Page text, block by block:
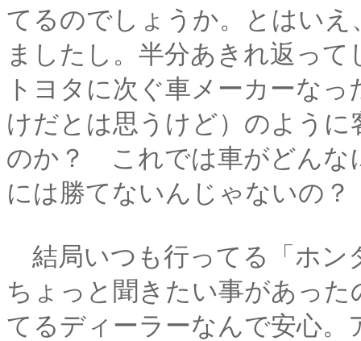
てるのでしょうか。とはい
ましたし。半分あきれ返っ
トヨタに次ぐ車メーカーな
けだとは思うけど）のよう
のか？ これでは車がどんな
には勝てないんじゃないの？
結局いつも行ってる「ホン
ちょっと聞きたい事があっ
てるディーラーなんで安心